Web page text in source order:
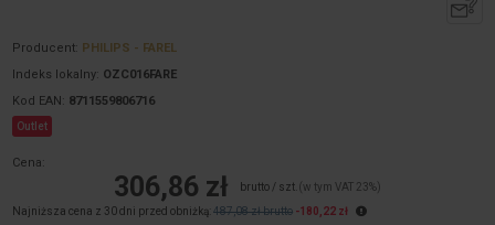
Producent: PHILIPS - FAREL
Indeks lokalny: OZC016FARE
Kod EAN: 8711559806716
Outlet
Cena:
306,86 zł brutto / szt. (w tym VAT 23%)
Najniższa cena z 30 dni przed obniżką:487,08 zł brutto -180,22 zł